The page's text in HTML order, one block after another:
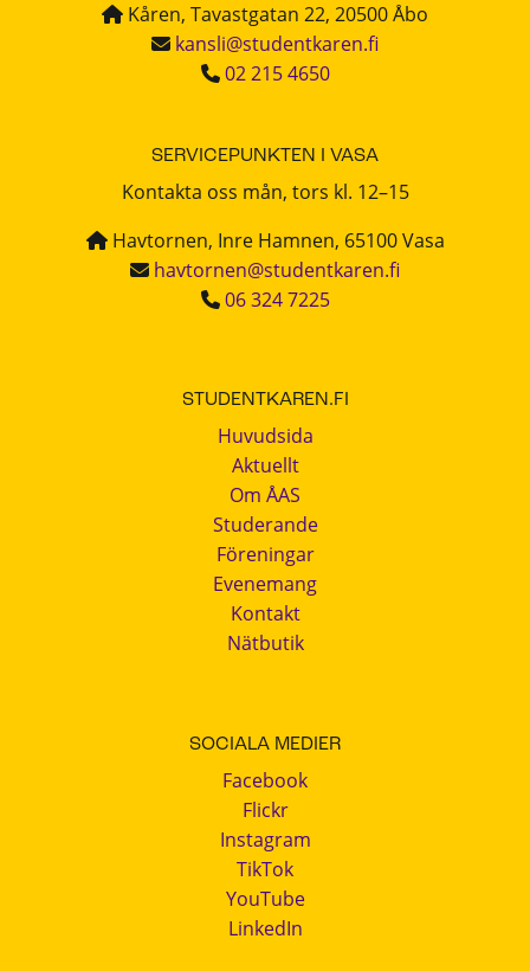
Kåren, Tavastgatan 22, 20500 Åbo
kansli@studentkaren.fi
02 215 4650
SERVICEPUNKTEN I VASA
Kontakta oss mån, tors kl. 12–15
Havtornen, Inre Hamnen, 65100 Vasa
havtornen@studentkaren.fi
06 324 7225
STUDENTKAREN.FI
Huvudsida
Aktuellt
Om ÅAS
Studerande
Föreningar
Evenemang
Kontakt
Nätbutik
SOCIALA MEDIER
Facebook
Flickr
Instagram
TikTok
YouTube
LinkedIn